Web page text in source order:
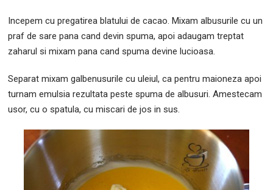
Incepem cu pregatirea blatului de cacao. Mixam albusurile cu un
praf de sare pana cand devin spuma, apoi adaugam treptat
zaharul si mixam pana cand spuma devine lucioasa.
Separat mixam galbenusurile cu uleiul, ca pentru maioneza apoi
turnam emulsia rezultata peste spuma de albusuri. Amestecam
usor, cu o spatula, cu miscari de jos in sus.